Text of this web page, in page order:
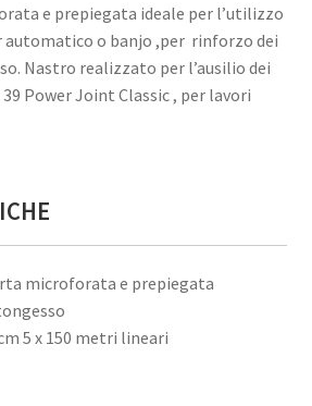
e prepiegata ideale per l’utilizzo
automatico o banjo ,per rinforzo dei
Nastro realizzato per l’ausilio dei
Power Joint Classic , per lavori
microforata e prepiegata
5 x 150 metri lineari